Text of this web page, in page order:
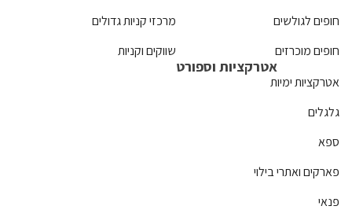
חופים לגולשים
חופים מוכרזים
מרכזי קניות גדולים
שווקים וקניות
אטרקציות וספורט
אטרקציות ימיות
גלגלים
ספא
פארקים ואתרי בילוי
פנאי